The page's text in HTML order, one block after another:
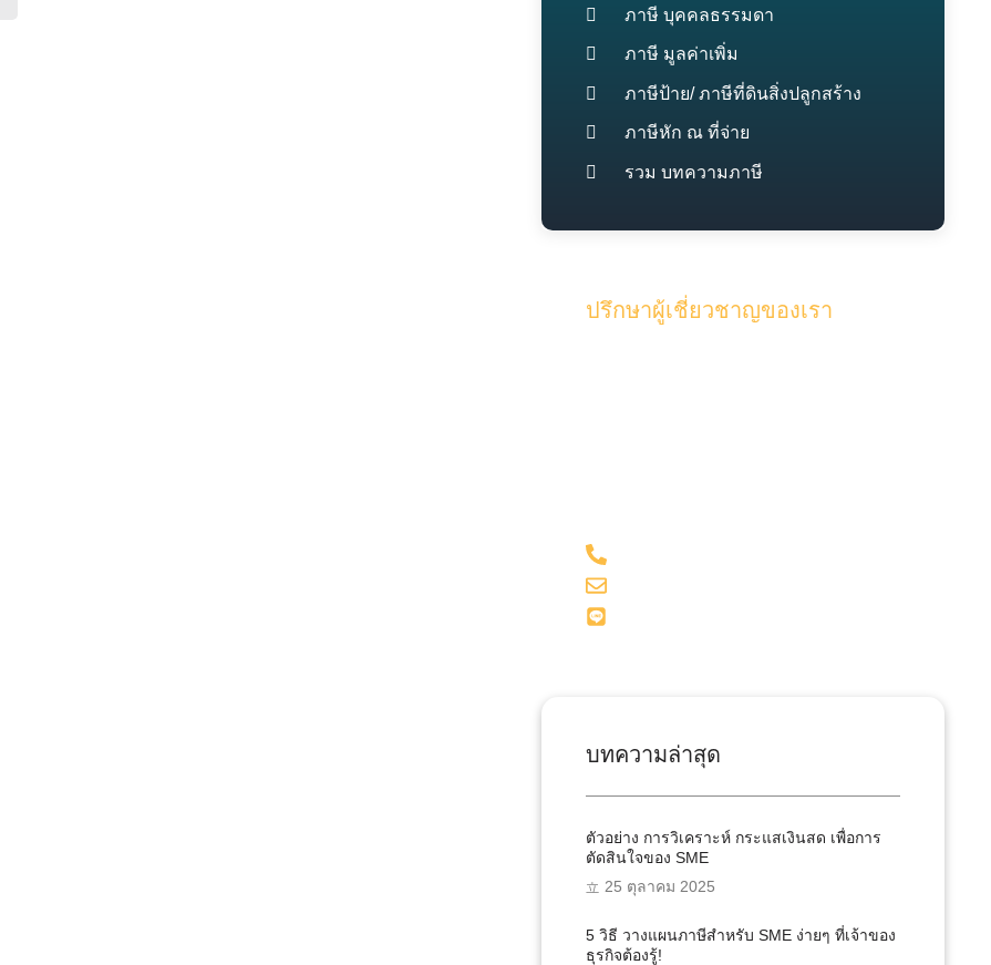
ภาษี บุคคลธรรมดา
ภาษี มูลค่าเพิ่ม
ภาษีป้าย/ ภาษีที่ดินสิ่งปลูกสร้าง
ภาษีหัก ณ ที่จ่าย
รวม บทความภาษี
ปรึกษาผู้เชี่ยวชาญของเรา
บทความล่าสุด
ตัวอย่าง การวิเคราะห์ กระแสเงินสด เพื่อการ
ตัดสินใจของ SME
25 ตุลาคม 2025
5 วิธี วางแผนภาษีสำหรับ SME ง่ายๆ ที่เจ้าของ
ธุรกิจต้องรู้!